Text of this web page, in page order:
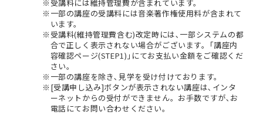
受講料には維持管理費が含まれています。
一部の講座の受講料には音楽著作権使用料が含まれて
います。
受講料(維持管理費含む)改定時には､一部システムの都
合で正しく表示されない場合がございます。｢講座内
容確認ページ(STEP1)｣にてお支払い金額をご確認くだ
さい。
一部の講座を除き､見学を受け付けております。
[受講申し込み]ボタンが表示されない講座は､インタ
ーネットからの受付ができません。お手数ですが､お
電話にてお問い合わせください。